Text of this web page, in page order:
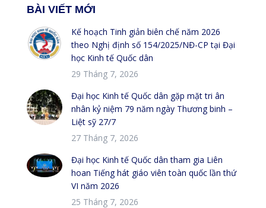
BÀI VIẾT MỚI
Kế hoạch Tinh giản biên chế năm 2026
theo Nghị định số 154/2025/NĐ-CP tại Đại
học Kinh tế Quốc dân
29 Tháng 7, 2026
Đại học Kinh tế Quốc dân gặp mặt tri ân
nhân kỷ niệm 79 năm ngày Thương binh –
Liệt sỹ 27/7
27 Tháng 7, 2026
Đại học Kinh tế Quốc dân tham gia Liên
hoan Tiếng hát giáo viên toàn quốc lần thứ
VI năm 2026
25 Tháng 7, 2026